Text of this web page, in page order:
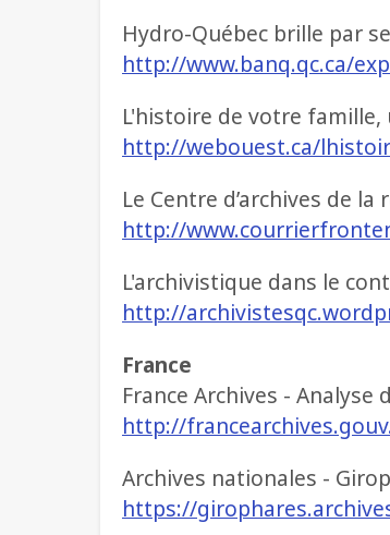
Hydro-Québec brille par
http://www.banq.qc.ca/
L'histoire de votre famille,
http://webouest.ca/
Le Centre d’archives de
http://
L'archivistique dans le
http://
France
France Archives -
http://
Archives nationales -
https://